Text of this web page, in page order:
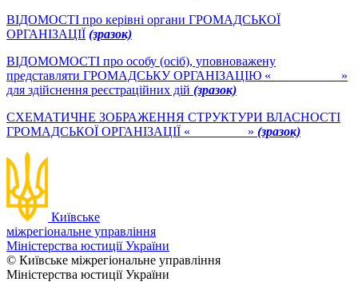
ВІДОМОСТІ про керівні органи ГРОМАДСЬКОЇ
ОРГАНІЗАЦІЇ (зразок)
ВІДОМОМОСТІ про особу (осіб), уповноважену
представляти ГРОМАДСЬКУ ОРГАНІЗАЦІЮ «___________»
для здійснення реєстраційних дій (зразок)
СХЕМАТИЧНЕ ЗОБРАЖЕННЯ СТРУКТУРИ ВЛАСНОСТІ
ГРОМАДСЬКОЇ ОРГАНІЗАЦІЇ «_________» (зразок)
Київське
міжрегіональне управління
Міністерства юстиції України
© Київське міжрегіональне управління
Міністерства юстиції України